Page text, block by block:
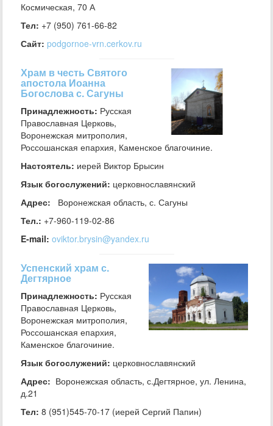
Космическая, 70 А
Тел: +7 (950) 761-66-82
Сайт: podgornoe-vrn.cerkov.ru
Храм в честь Святого
апостола Иоанна
Богослова с. Сагуны
Принадлежность: Русская
Православная Церковь,
Воронежская митрополия,
Россошанская епархия, Каменское благочиние.
Настоятель: иерей Виктор Брысин
Язык богослужений: церковнославянский
Адрес: Воронежская область, с. Сагуны
Тел.: +7-960-119-02-86
E-mail: oviktor.brysin@yandex.ru
Успенский храм с.
Дегтярное
Принадлежность: Русская
Православная Церковь,
Воронежская митрополия,
Россошанская епархия,
Каменское благочиние.
Язык богослужений: церковнославянский
Адрес: Воронежская область, с.Дегтярное, ул. Ленина,
д.21
Тел: 8 (951)545-70-17 (иерей Сергий Папин)